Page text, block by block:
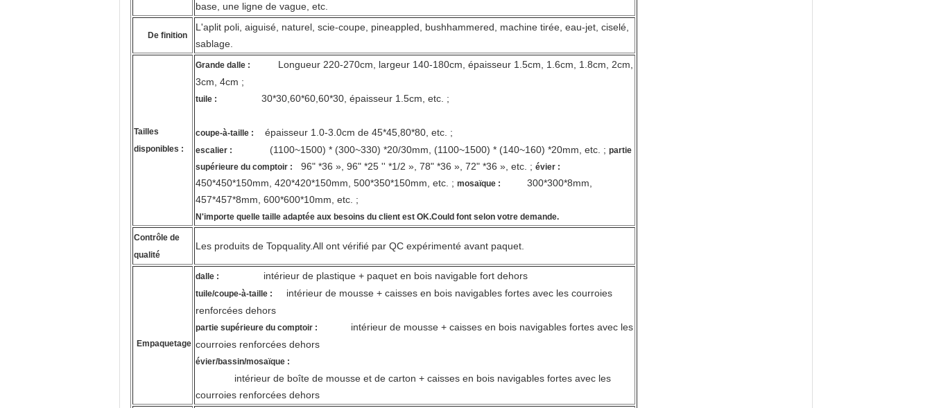
base, une ligne de vague, etc.
De finition
L'aplit poli, aiguisé, naturel, scie-coupe, pineappled, bushhammered, machine tirée, eau-jet, ciselé,
sablage.
Tailles
disponibles :
Grande dalle :
Longueur 220-270cm, largeur 140-180cm, épaisseur 1.5cm, 1.6cm, 1.8cm, 2cm,
3cm, 4cm ;
tuile : 30*30,60*60,60*30, épaisseur 1.5cm, etc. ;
coupe-à-taille : épaisseur 1.0-3.0cm de 45*45,80*80, etc. ;
escalier : (1100~1500) * (300~330) *20/30mm, (1100~1500) * (140~160) *20mm, etc. ; partie
supérieure du comptoir :
96" *36 », 96" *25 '' *1/2 », 78" *36 », 72" *36 », etc. ; évier :
450*450*150mm, 420*420*150mm, 500*350*150mm, etc. ; mosaïque :
300*300*8mm,
457*457*8mm, 600*600*10mm, etc. ;
N'importe quelle taille adaptée aux besoins du client est OK.Could font selon votre demande.
Contrôle de
qualité
Les produits de Topquality.All ont vérifié par QC expérimenté avant paquet.
Empaquetage
dalle : intérieur de plastique + paquet en bois navigable fort dehors
tuile/coupe-à-taille : intérieur de mousse + caisses en bois navigables fortes avec les courroies
renforcées dehors
partie supérieure du comptoir : intérieur de mousse + caisses en bois navigables fortes avec les
courroies renforcées dehors
évier/bassin/mosaïque :
intérieur de boîte de mousse et de carton + caisses en bois navigables fortes avec les
courroies renforcées dehors